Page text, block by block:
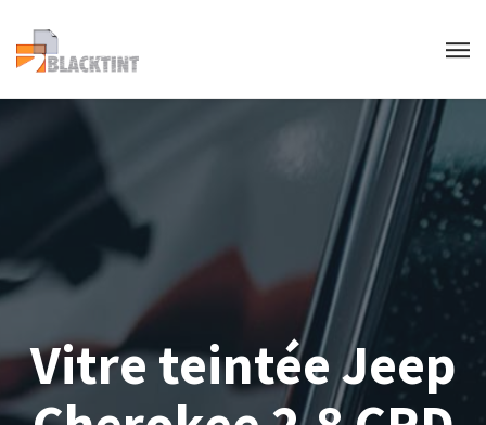
Vitre teintée Jeep